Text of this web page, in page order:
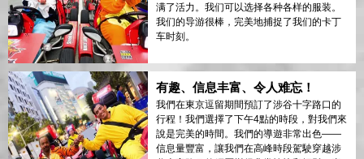
满了活力。我们可以选择各种各样的服装。
我们的导游很棒，完美地捕捉了我们的卡丁
车时刻。
有趣、信息丰富、令人难忘！
我們在東京逗留期間預訂了涉谷十字路口的
行程！我們選擇了下午4點的時段，對我們來
說是完美的時間。我們的導遊非常出色——
信息量豐富，讓我們在高峰時段駕駛穿越涉